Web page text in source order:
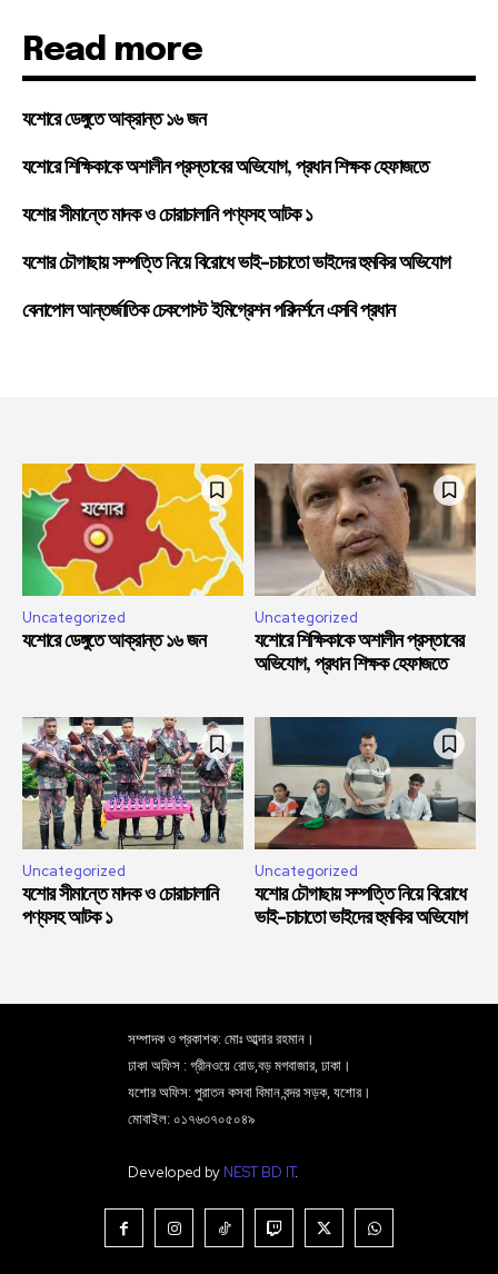
Read more
যশোরে ডেঙ্গুতে আক্রান্ত ১৬ জন
যশোরে শিক্ষিকাকে অশালীন প্রস্তাবের অভিযোগ, প্রধান শিক্ষক হেফাজতে
যশোর সীমান্তে মাদক ও চোরাচালানি পণ্যসহ আটক ১
যশোর চৌগাছায় সম্পত্তি নিয়ে বিরোধে ভাই-চাচাতো ভাইদের হুমকির অভিযোগ
বেনাপোল আন্তর্জাতিক চেকপোস্ট ইমিগ্রেশন পরিদর্শনে এসবি প্রধান
Uncategorized
যশোরে ডেঙ্গুতে আক্রান্ত ১৬ জন
Uncategorized
যশোরে শিক্ষিকাকে অশালীন প্রস্তাবের
অভিযোগ, প্রধান শিক্ষক হেফাজতে
Uncategorized
যশোর সীমান্তে মাদক ও চোরাচালানি
পণ্যসহ আটক ১
Uncategorized
যশোর চৌগাছায় সম্পত্তি নিয়ে বিরোধে
ভাই-চাচাতো ভাইদের হুমকির অভিযোগ
সম্পাদক ও প্রকাশক: মোঃ আব্দার রহমান।
ঢাকা অফিস : গ্রীনওয়ে রোড,বড় মগবাজার, ঢাকা।
যশোর অফিস: পুরাতন কসবা বিমান বন্দর সড়ক, যশোর।
মোবাইল: ০১৭৬৩৭০৫০৪৯
Developed by NEST BD IT.